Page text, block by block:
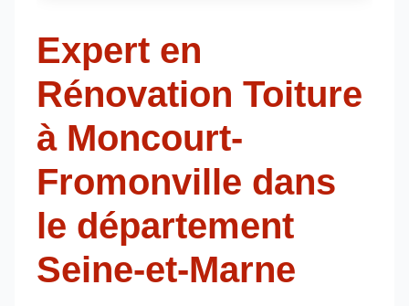
Expert en
Rénovation Toiture
à Moncourt-
Fromonville dans
le département
Seine-et-Marne